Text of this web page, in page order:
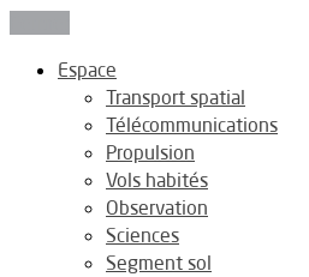
Espace
Transport spatial
Télécommunications
Propulsion
Vols habités
Observation
Sciences
Segment sol